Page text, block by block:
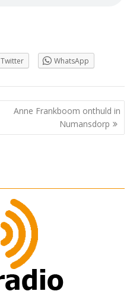
Twitter WhatsApp
Anne Frankboom onthuld in
Numansdorp